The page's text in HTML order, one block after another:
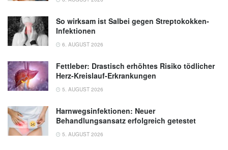
So wirksam ist Salbei gegen Streptokokken-
Infektionen
6. AUGUST 2026
Fettleber: Drastisch erhöhtes Risiko tödlicher
Herz-Kreislauf-Erkrankungen
5. AUGUST 2026
Harnwegsinfektionen: Neuer
Behandlungsansatz erfolgreich getestet
5. AUGUST 2026